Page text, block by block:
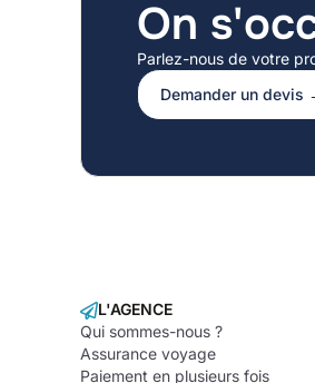
On
Parlez-nous de votre
Demander un devis
L'AGENCE
Qui sommes-nous ?
Assurance voyage
Paiement en plusieurs fois